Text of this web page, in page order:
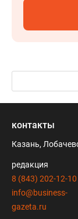
контакты
Казань,
редакция
8 (843) 202-12-10
info@business-
gazeta.ru